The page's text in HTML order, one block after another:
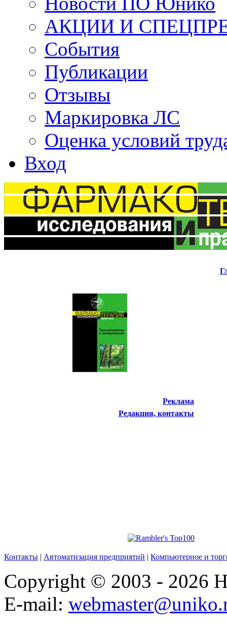
АКЦИИ И
События
Публикации
Отзывы
Маркировка ЛС
Оценка условий
Вход
Реклама
Редакция, контакты
Контакты | Автоматизация предприятий | Компьютерное и
Copyright © 2003 - 2026
E-mail: